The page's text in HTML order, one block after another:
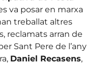
va posar en marxa
treballat altres
reclamats arran de
Sant Pere de l’any
Daniel Recasens,